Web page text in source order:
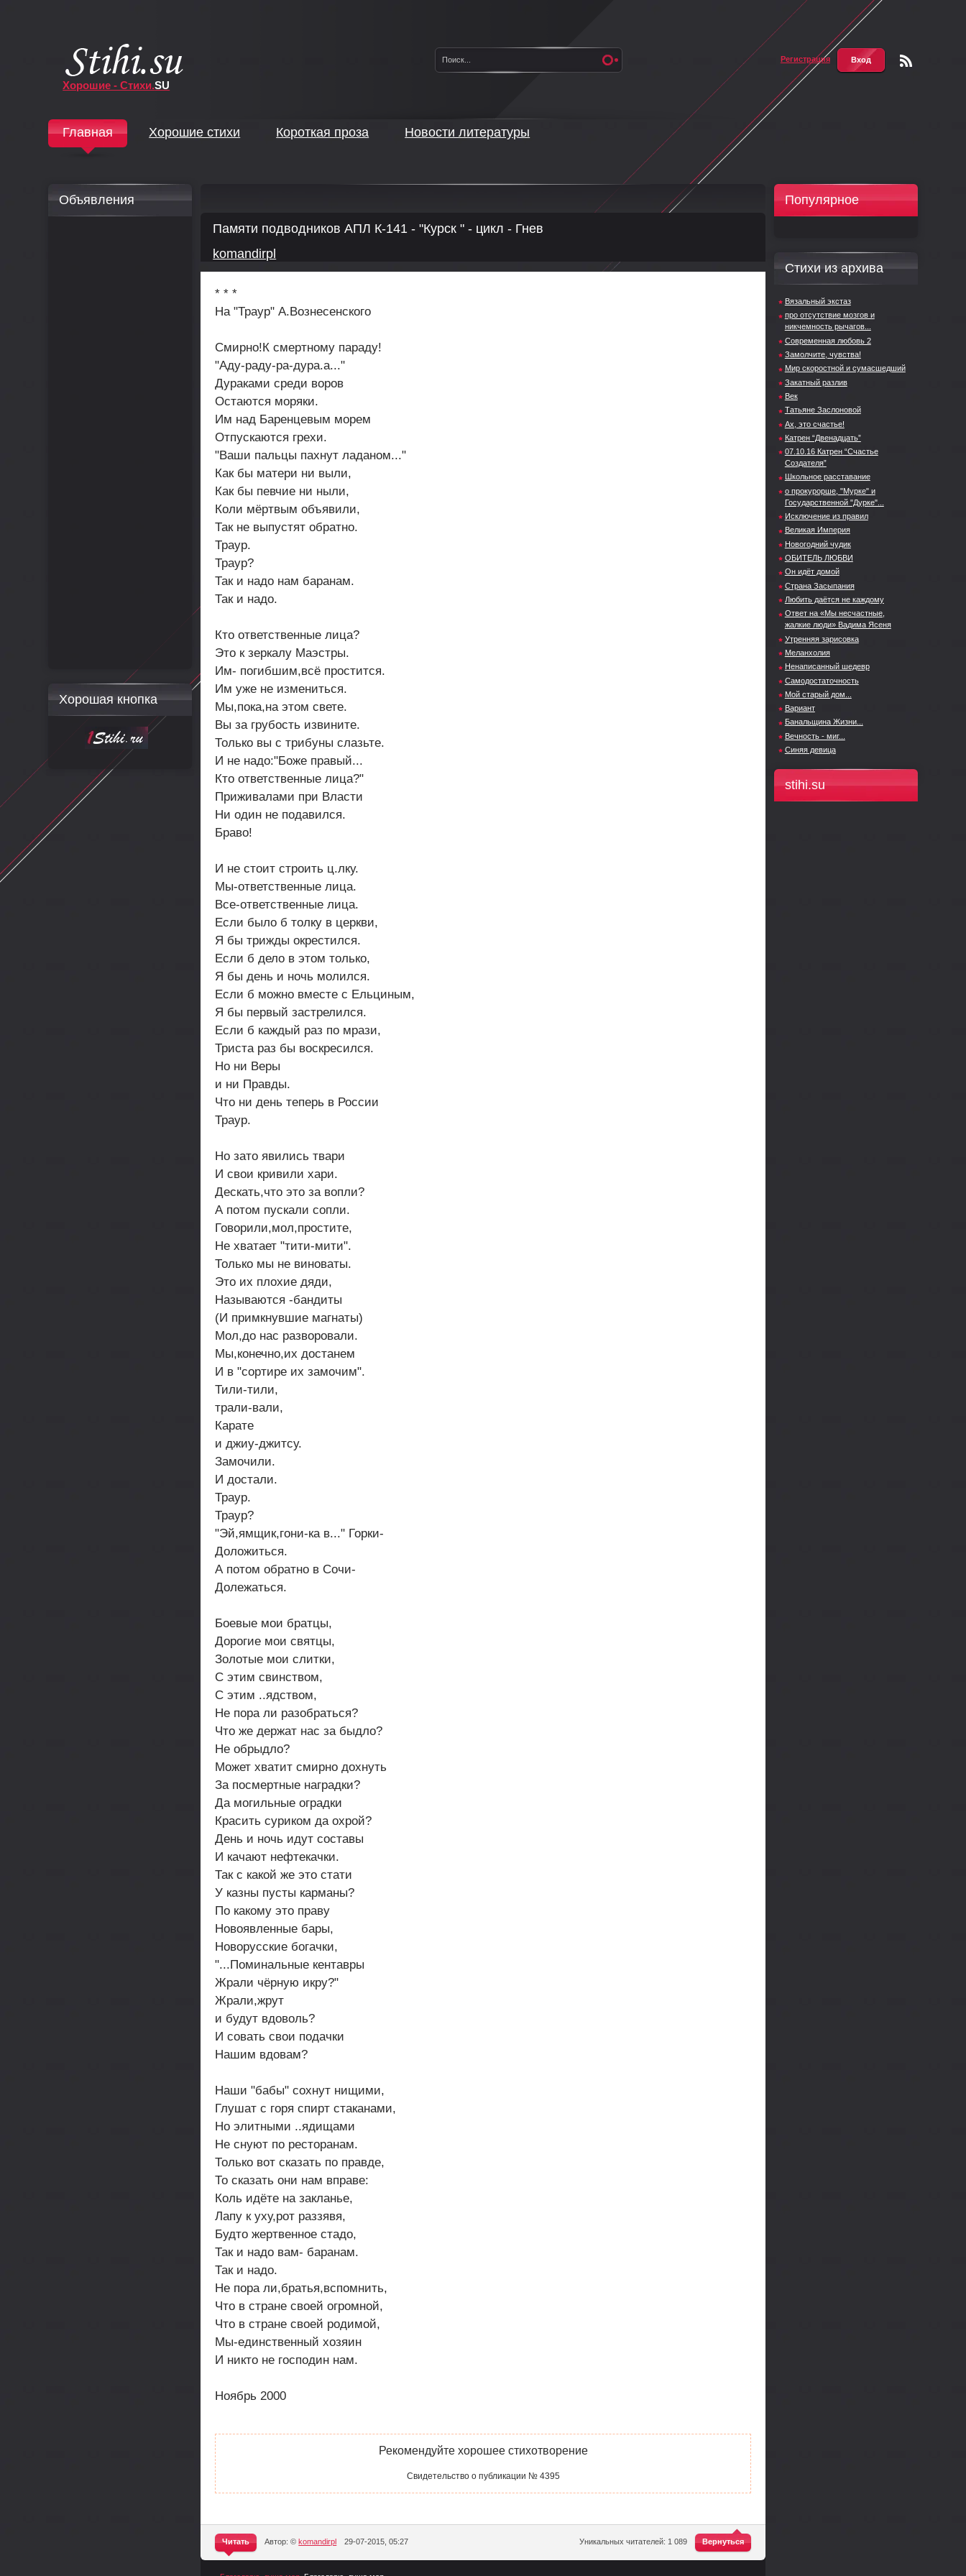
Хорошие - Стихи.SU
Регистрация Вход
Главная Хорошие стихи Короткая проза Новости литературы
Памяти подводников АПЛ К-141 - "Курск " - цикл - Гнев
komandirpl
* * *
На "Траур" А.Вознесенского
Смирно!К смертному параду!
"Аду-раду-ра-дура.а..."
Дураками среди воров
Остаются моряки.
Им над Баренцевым морем
Отпускаются грехи.
"Ваши пальцы пахнут ладаном..."
Как бы матери ни выли,
Как бы певчие ни ныли,
Коли мёртвым объявили,
Так не выпустят обратно.
Траур.
Траур?
Так и надо нам баранам.
Так и надо.
Кто ответственные лица?
Это к зеркалу Маэстры.
Им- погибшим,всё простится.
Им уже не измениться.
Мы,пока,на этом свете.
Вы за грубость извините.
Только вы с трибуны слазьте.
И не надо:"Боже правый...
Кто ответственные лица?"
Приживалами при Власти
Ни один не подавился.
Браво!
И не стоит строить ц.лку.
Мы-ответственные лица.
Все-ответственные лица.
Если было б толку в церкви,
Я бы трижды окрестился.
Если б дело в этом только,
Я бы день и ночь молился.
Если б можно вместе с Ельциным,
Я бы первый застрелился.
Если б каждый раз по мрази,
Триста раз бы воскресился.
Но ни Веры
и ни Правды.
Что ни день теперь в России
Траур.
Но зато явились твари
И свои кривили хари.
Дескать,что это за вопли?
А потом пускали сопли.
Говорили,мол,простите,
Не хватает "тити-мити".
Только мы не виноваты.
Это их плохие дяди,
Называются -бандиты
(И примкнувшие магнаты)
Мол,до нас разворовали.
Мы,конечно,их достанем
И в "сортире их замочим".
Тили-тили,
трали-вали,
Карате
и джиу-джитсу.
Замочили.
И достали.
Траур.
Траур?
"Эй,ямщик,гони-ка в..." Горки-
Доложиться.
А потом обратно в Сочи-
Долежаться.
Боевые мои братцы,
Дорогие мои святцы,
Золотые мои слитки,
С этим свинством,
С этим ..ядством,
Не пора ли разобраться?
Что же держат нас за быдло?
Не обрыдло?
Может хватит смирно дохнуть
За посмертные наградки?
Да могильные оградки
Красить суриком да охрой?
День и ночь идут составы
И качают нефтекачки.
Так с какой же это стати
У казны пусты карманы?
По какому это праву
Новоявленные бары,
Новорусские богачки,
"...Поминальные кентавры
Жрали чёрную икру?"
Жрали,жрут
и будут вдоволь?
И совать свои подачки
Нашим вдовам?
Наши "бабы" сохнут нищими,
Глушат с горя спирт стаканами,
Но элитными ..ядищами
Не снуют по ресторанам.
Только вот сказать по правде,
То сказать они нам вправе:
Коль идёте на закланье,
Лапу к уху,рот раззявя,
Будто жертвенное стадо,
Так и надо вам- баранам.
Так и надо.
Не пора ли,братья,вспомнить,
Что в стране своей огромной,
Что в стране своей родимой,
Мы-единственный хозяин
И никто не господин нам.
Ноябрь 2000
Рекомендуйте хорошее стихотворение
Свидетельство о публикации № 4395
Вернуться
Уникальных читателей: 1 089
Читать
^
Автор: ©komandirpl 29-07-2015, 05:27
Популярное
Стихи из архива
Вязальный экстаз
про отсутствие мозгов и
никчемность рычагов...
Современная любовь 2
Замолчите, чувства!
Мир скоростной и сумасшедший
Закатный разлив
Век
Татьяне Заслоновой
Ах, это счастье!
Катрен “Двенадцать”
07.10.16 Катрен “Счастье
Создателя”
Школьное расставание
о прокурорше, "Мурке" и
Государственной "Дурке"...
Исключение из правил
Великая Империя
Новогодний чудик
ОБИТЕЛЬ ЛЮБВИ
Он идёт домой
Страна Засыпания
Любить даётся не каждому
Ответ на «Мы несчастные,
жалкие люди» Вадима Ясеня
Утренняя зарисовка
Меланхолия
Ненаписанный шедевр
Самодостаточность
Мой старый дом...
Вариант
Банальщина Жизни...
Вечность - миг...
Синяя девица
stihi.su
Объявления
Хорошая кнопка